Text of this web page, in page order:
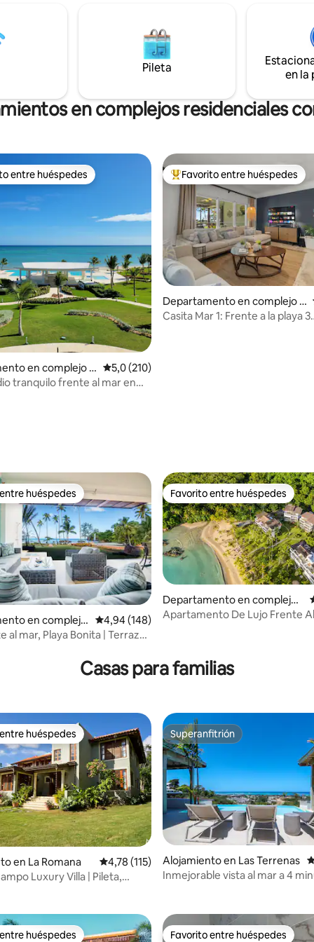
con el sonido del arroyo y
en el paisaje tropical!
está incluido en armarios y nevera
elabores a tu gusto. Wifi Starlink y mobil,
BBQ, juegos de playa, chailones
Pileta
en la
en complejos residenciales
los huéspedes más destacados
entre huéspedes
en complejo r
Punta Cana
Calificación promedio: 5,0 de 5. 210
5,0 (210)
tranquilo frente al mar en
Favorito entre los huéspedes
Favorito entre huéspedes
Departamento en complejo r
esidencial en Las Terrenas
Casita Mar 1: Frente a la playa 3
de 5. 112 evaluaciones
huéspedes
huéspedes
en complejo
en Las Terrenas
Calificación promedio: 4,94 de 5. 148
4,94 (148)
al mar, Playa Bonita | Terraza
Favorito entre huéspedes
Favorito entre huéspedes
Departamento en complejo r
esidencial en Las Terrenas
Apartamento De Lujo Frente
Casas para familias
de 5. 102 evaluaciones
huéspedes
huéspedes
en La Romana Calificación promedio: 4,78 de 5. 115
4,78 (115)
Luxury Villa | Pileta,
Superanfitrión
Superanfitrión
Alojamiento en Las Terrenas
Inmejorable vista al mar a 4
huéspedes Favorito entre huéspedes